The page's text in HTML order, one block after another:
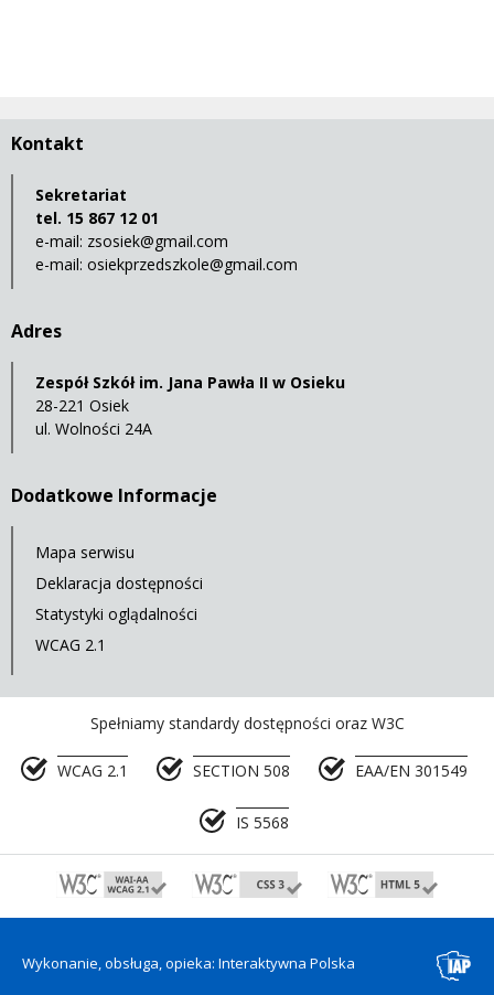
Kontakt
Sekretariat
tel. 15 867 12 01
e-mail: zsosiek@gmail.com
e-mail: osiekprzedszkole@gmail.com
Adres
Zespół Szkół im. Jana Pawła II w Osieku
28-221 Osiek
ul. Wolności 24A
Dodatkowe Informacje
Mapa serwisu
Deklaracja dostępności
Statystyki oglądalności
WCAG 2.1
Spełniamy standardy dostępności oraz W3C
WCAG 2.1 SECTION 508 EAA/EN 301549
IS 5568
Wykonanie, obsługa, opieka: Interaktywna Polska